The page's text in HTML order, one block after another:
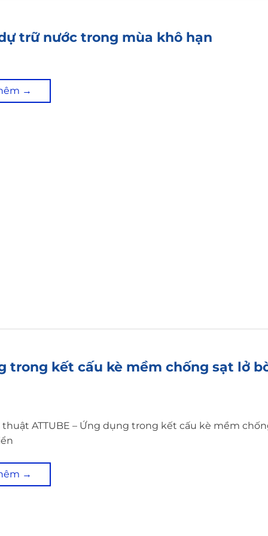
trữ nước trong mùa khô hạn
→
trong kết cấu kè mềm chống sạt lở
thuật ATTUBE – Ứng dụng trong kết cấu kè mềm
→